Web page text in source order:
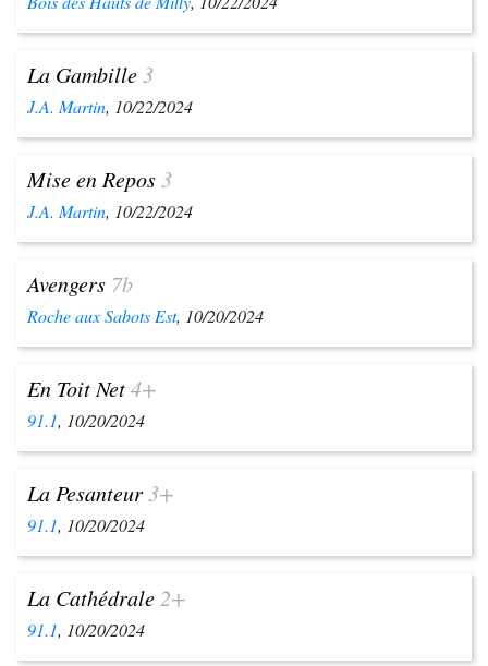
La Gambille3
J.A. Martin, 10/22/2024
Mise en Repos3
J.A. Martin, 10/22/2024
Avengers 7b
Roche aux Sabots Est, 10/20/2024
En Toit Net4+
91.1, 10/20/2024
La Pesanteur3+
91.1, 10/20/2024
La Cathédrale 2+
91.1, 10/20/2024